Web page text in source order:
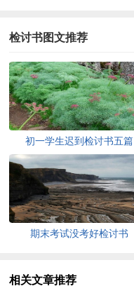
检讨书图文推荐
初一学生迟到检讨书五篇
期末考试没考好检讨书
相关文章推荐